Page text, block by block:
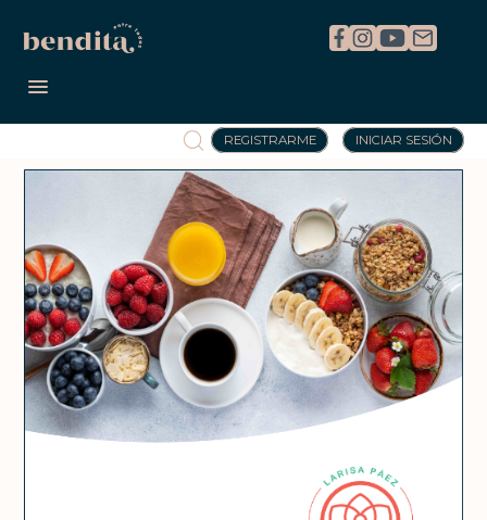
REGISTRARME INICIAR SESIÓN